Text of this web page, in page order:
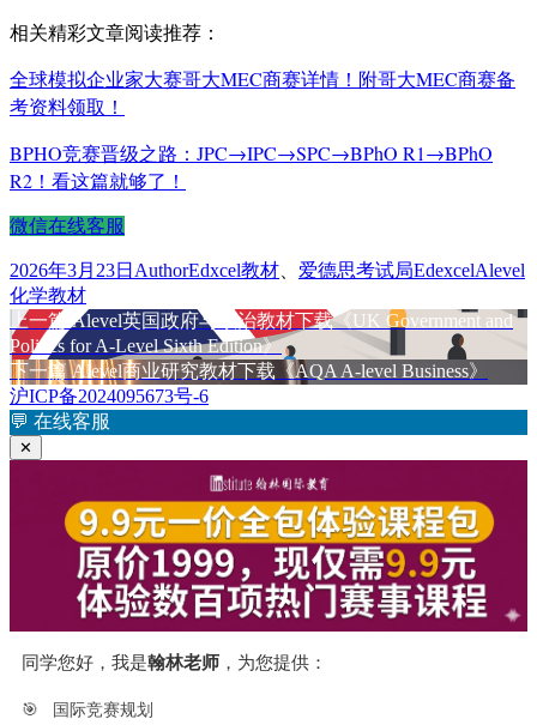
相关精彩文章阅读推荐：
全球模拟企业家大赛哥大MEC商赛详情！附哥大MEC商赛备
考资料领取！
BPHO竞赛晋级之路：JPC→IPC→SPC→BPhO R1→BPhO
R2！看这篇就够了！
微信在线客服
发
布
于
2026年3月23日 作
Author分
Edxcel教材、 爱德思考试局Edexcel标
Alevel
化学教材
文
章
导
航
上一篇
上
篇
文
章：
Alevel英国政府与政治教材下载《UK Government and
Politics for A-Level Sixth Edition》
下一篇下
篇
文
Alevel商业研究教材下载《AQA A-level Business》
沪ICP备2024095673号-6
💬 在线客服
✕
同学您好，我是翰林老师 ，为您提供：
🎯 国际竞赛规划